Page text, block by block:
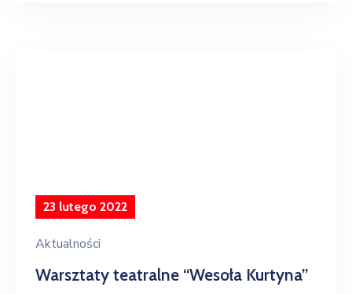
23 lutego 2022
Aktualności
Warsztaty teatralne “Wesoła Kurtyna”